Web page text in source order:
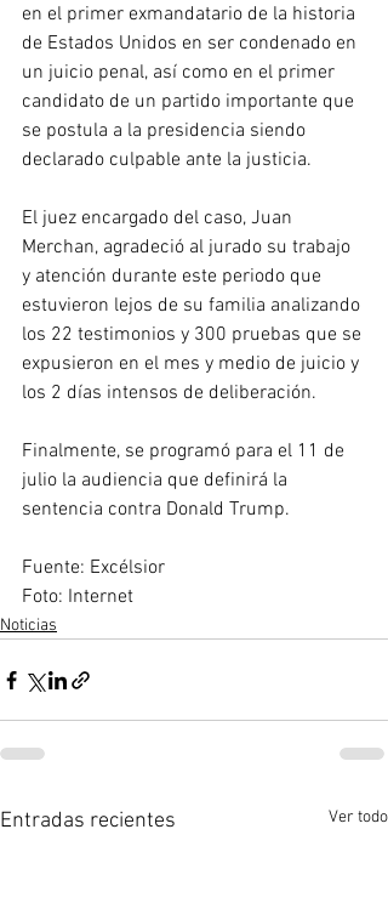
en el primer exmandatario de la historia
de Estados Unidos en ser condenado en
un juicio penal, así como en el primer
candidato de un partido importante que
se postula a la presidencia siendo
declarado culpable ante la justicia.
El juez encargado del caso, Juan
Merchan, agradeció al jurado su trabajo
y atención durante este periodo que
estuvieron lejos de su familia analizando
los 22 testimonios y 300 pruebas que se
expusieron en el mes y medio de juicio y
los 2 días intensos de deliberación.
Finalmente, se programó para el 11 de
julio la audiencia que definirá la
sentencia contra Donald Trump.
Fuente: Excélsior
Foto: Internet
Noticias
Entradas recientes Ver todo